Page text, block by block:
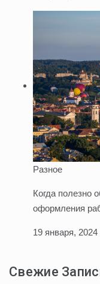
Разное
Когда полезно
оформления
19 января, 2024
Свежие